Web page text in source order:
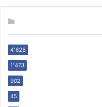
4٬628
1٬473
902
45